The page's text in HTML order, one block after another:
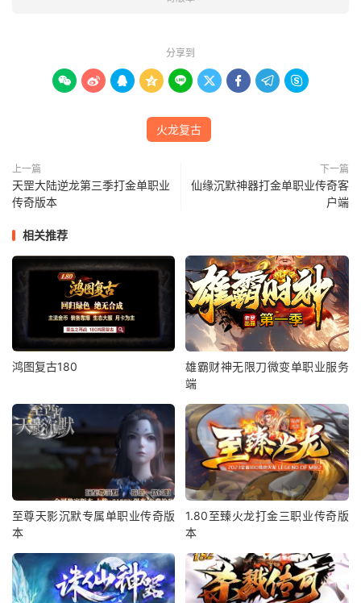
分享到
        
火龙复古
上一篇
天罡大陆逆龙第三季打金单职业
传奇版本
下一篇
仙缘沉默神器打金单职业传奇客
户端
相关推荐
鸿图复古180
雄霸财神无限刀微变单职业服务
端
至尊天影沉默专属单职业传奇版
本
1.80至臻火龙打金三职业传奇版
本